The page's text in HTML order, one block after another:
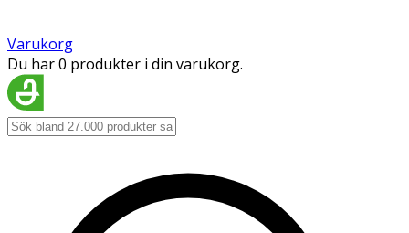
Varukorg
Du har 0 produkter i din varukorg.